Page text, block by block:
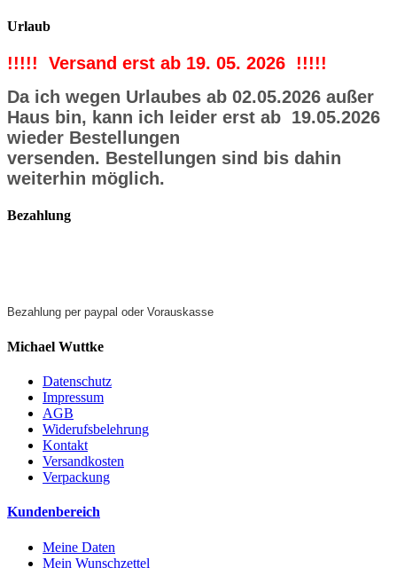
Urlaub
!!!!! Versand erst ab 19. 05. 2026 !!!!!
Da ich wegen Urlaubes ab 02.05.2026 außer
Haus bin, kann ich leider erst ab 19.05.2026
wieder Bestellungen
versenden. Bestellungen sind bis dahin
weiterhin möglich.
Bezahlung
Bezahlung per paypal oder Vorauskasse
Michael Wuttke
Datenschutz
Impressum
AGB
Widerufsbelehrung
Kontakt
Versandkosten
Verpackung
Kundenbereich
Meine Daten
Mein Wunschzettel